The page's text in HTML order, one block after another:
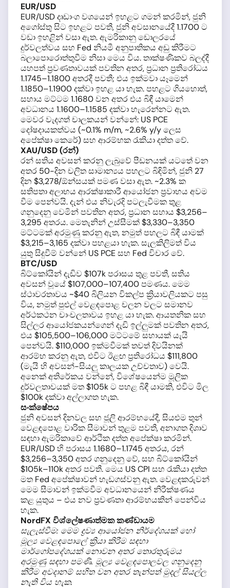
EUR/USD
EUR/USD දෘඩාංග වශයෙන් ඉහළට ගමන් කරමින්, ජුනි
අගෝස්තු සිට ඉහළට පවතී, ජුනි අවසානයේදී 1.1700 ට
වඩා ඉහළින් වසා ඇත. ඇමරිකානු ඩොලරයේ
දුර්වලත්වය සහ Fed නියමී අනුපාතිකය අඩු කිරීමට
බලාපොරොත්තුවීම නිසා මෙය විය. තාක්ෂණිකව බලද්දී
යහපත් ප්‍රවණතාවයක් පවතින අතර, ප්‍රධාන ප්‍රතිරෝධය
1.1745–1.1800 අතරදී පවතී; එය ඉක්මවා යෑමෙන්
1.1850–1.1900 දක්වා ඉහළ යා හැක. පහළට ගියහොත්,
සහාය මට්ටම 1.1680 වන අතර එය බිඳී යාමෙන්
අවධානය 1.1600–1.1585 දක්වා හැරෙන්නට ඇත.
මෙවර වැදගත් චාලකයන් වන්නේ: US PCE
දෝෂදායකත්වය (~0.1% m/m, ~2.6% y/y ලෙස
අපේක්ෂා කෙරේ) සහ ආරම්භක රැකියා දත්ත වේ.
XAU/USD (රන්)
රන් සතිය අවසන් කරනු ලැබුවේ පීඩනයක් යටතේ වන
අතර 50-දින චලිත සාමාන්‍යය පහලට බිඳිමින්, ජුනි 27
දින $3,278/ඕන්සයක් පමණ වසා ඇත. ~2.3% ක
සතිපතා අලාභය ආරක්ෂාකාරී ආයෝජන ප්‍රවාහය අවම
වීම පෙන්වයි. දැන් එය නිවැරදි පටලැවීමක තුළ
ගනුදෙනු වෙමින් පවතින අතර, ප්‍රධාන සහාය $3,256–
3,295 අතරය. මෙතැනින් උස්සීමක් $3,330–3,350
මට්ටමක් අරමුණු කරනු ඇත, නමුත් පහලට බිඳී යාමක්
$3,215–3,165 දක්වා පහළයා හැක. සැලකිලිමත් විය
යුතු සිදුවීම් වන්නේ US PCE සහ Fed විචාර වේ.
BTC/USD
බිට්කෝයින් දැඩිව $107k පරාසය තුළ පවතී, සතිය
අවසන් වූයේ $107,000–107,400 පමණය. මෙම
ස්ථාවරතාවය ~$40 බිලියන විකල්ප ක්‍රියාවලියකට පසු
විය, නමුත් පුළුල් වෙළඳපොළ චලන වලට සමානව
අර්ථකථන චාංචලතාවය ඉහළ යා හැක. ආයතනික සහ
සිල්ලර ආයෝජකයන්ගෙන් දැඩි ඉල්ලුමක් පවතින අතර,
එය $105,500–106,000 මට්ටමේ සහායක් යැයි
පෙන්වයි. $110,000 ඉක්මවීමක් තවත් දිවයිනක්
ආරම්භ කරනු ඇත, එවිට ඊළඟ ප්‍රතිරෝධය $111,800
(මැයි හි අවසන්-සියලු කාලයක උච්චතාව) වෙයි.
අනෙක් අතිරේකය වන්නේ, විශේෂයෙන්ම මූලික
දුර්වලතාවයක් මත $105k ට පහළ බිඳී යාමකි, එවිට මිල
$100k දක්වා අල්ලාගත හැක.
සංක්ෂේපය
ජුනි අවසන් දිනවල සහ ජූලි ආරම්භයේදී, සියළුම තුන්
වෙළඳපොළ වාරික සීමාවන් තුළම පවතී, අනාගත දිශාව
සඳහා ඇමරිකාවේ ආර්ථික දත්ත අපේක්ෂා කරමින්.
EUR/USD හි පරාසය 1.1680–1.1745 අතරය, රන්
$3,256–3,350 අතර ගනුදෙනු වේ, සහ බිට්කෝයින්
$105k–110k අතර පවතී. මෙය US CPI සහ රැකියා දත්ත
මත Fed අපේක්ෂාවන් හැඩගස්වනු ඇත. වෙළඳකරුවන්
මෙම සීමාවන් ඉක්මවීම අවධානයෙන් නිරීක්ෂණය
කළ යුතුය – එය නව ප්‍රවණතා ආරම්භයකින් පෙන්විය
හැක.
NordFX විශ්ලේෂණාත්මක කණ්ඩායම
සැලැස්වීම: මෙම ද්‍රව්‍ය ආයෝජන නිර්දේශයක් හෝ
මූල්‍ය වෙළඳපොලේ ක්‍රියා කිරීම සඳහා
මාර්ගෝපදේශයක් නොවන අතර තොරතුරුමය
අරමුණු සඳහා පමණි. මූල්‍ය වෙළඳපොලවල ගනුදෙනු
කිරීම අවදානම් සහිත වන අතර තැන්පත් මුදල් සියල්ල
නැති විය හැක.